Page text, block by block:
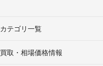
カテゴリ一覧
買取・相場価格情報